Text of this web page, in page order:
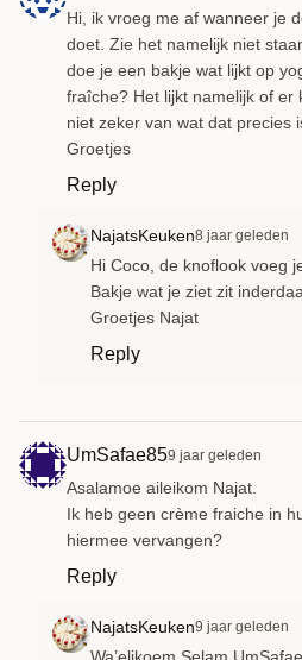
Hi, ik vroeg me af wanneer je
doet. Zie het namelijk niet
doe je een bakje wat lijkt op
fraîche? Het lijkt namelijk of er
niet zeker van wat dat precies
Groetjes
Reply
NajatsKeuken8 jaar geleden
Hi Coco, de knoflook voeg
Bakje wat je ziet zit
Groetjes Najat
Reply
UmSafae859 jaar geleden
Asalamoe aileikom Najat.
Ik heb geen crème fraiche in
hiermee vervangen?
Reply
NajatsKeuken9 jaar geleden